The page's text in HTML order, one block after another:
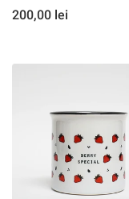
200,00 lei